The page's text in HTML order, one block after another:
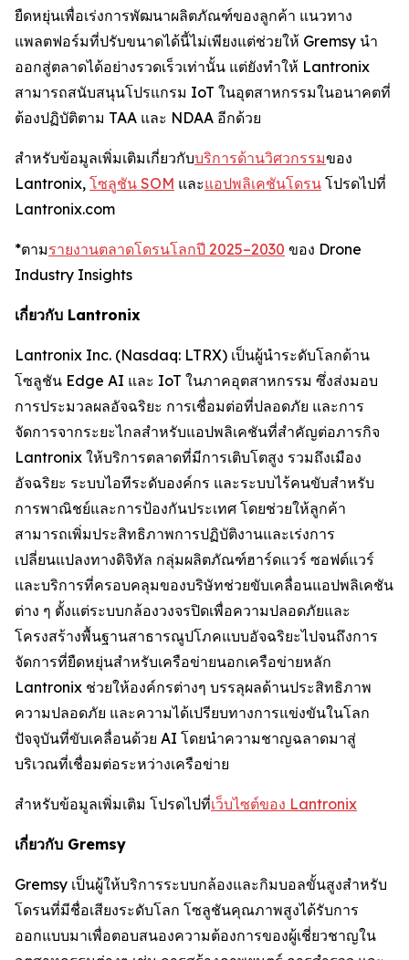
ยืดหยุ่นเพื่อเร่งการพัฒนาผลิตภัณฑ์ของลูกค้า แนวทาง
แพลตฟอร์มที่ปรับขนาดได้นี้ไม่เพียงแต่ช่วยให้ Gremsy นำ
ออกสู่ตลาดได้อย่างรวดเร็วเท่านั้น แต่ยังทำให้ Lantronix
สามารถสนับสนุนโปรแกรม IoT ในอุตสาหกรรมในอนาคตที่
ต้องปฏิบัติตาม TAA และ NDAA อีกด้วย
สำหรับข้อมูลเพิ่มเติมเกี่ยวกับบริการด้านวิศวกรรมของ
Lantronix, โซลูชัน SOM และแอปพลิเคชันโดรน โปรดไปที่
Lantronix.com
*ตามรายงานตลาดโดรนโลกปี 2025–2030 ของ Drone
Industry Insights
เกี่ยวกับ Lantronix
Lantronix Inc. (Nasdaq: LTRX) เป็นผู้นำระดับโลกด้าน
โซลูชัน Edge AI และ IoT ในภาคอุตสาหกรรม ซึ่งส่งมอบ
การประมวลผลอัจฉริยะ การเชื่อมต่อที่ปลอดภัย และการ
จัดการจากระยะไกลสำหรับแอปพลิเคชันที่สำคัญต่อภารกิจ
Lantronix ให้บริการตลาดที่มีการเติบโตสูง รวมถึงเมือง
อัจฉริยะ ระบบไอทีระดับองค์กร และระบบไร้คนขับสำหรับ
การพาณิชย์และการป้องกันประเทศ โดยช่วยให้ลูกค้า
สามารถเพิ่มประสิทธิภาพการปฏิบัติงานและเร่งการ
เปลี่ยนแปลงทางดิจิทัล กลุ่มผลิตภัณฑ์ฮาร์ดแวร์ ซอฟต์แวร์
และบริการที่ครอบคลุมของบริษัทช่วยขับเคลื่อนแอปพลิเคชัน
ต่าง ๆ ตั้งแต่ระบบกล้องวงจรปิดเพื่อความปลอดภัยและ
โครงสร้างพื้นฐานสาธารณูปโภคแบบอัจฉริยะไปจนถึงการ
จัดการที่ยืดหยุ่นสำหรับเครือข่ายนอกเครือข่ายหลัก
Lantronix ช่วยให้องค์กรต่างๆ บรรลุผลด้านประสิทธิภาพ
ความปลอดภัย และความได้เปรียบทางการแข่งขันในโลก
ปัจจุบันที่ขับเคลื่อนด้วย AI โดยนำความชาญฉลาดมาสู่
บริเวณที่เชื่อมต่อระหว่างเครือข่าย
สำหรับข้อมูลเพิ่มเติม โปรดไปที่เว็บไซต์ของ Lantronix
เกี่ยวกับ Gremsy
Gremsy เป็นผู้ให้บริการระบบกล้องและกิมบอลขั้นสูงสำหรับ
โดรนที่มีชื่อเสียงระดับโลก โซลูชันคุณภาพสูงได้รับการ
ออกแบบมาเพื่อตอบสนองความต้องการของผู้เชี่ยวชาญใน